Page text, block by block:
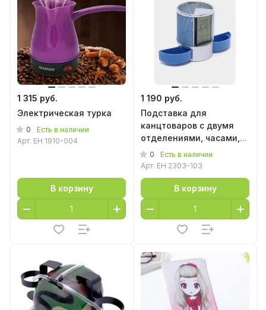
1 315 руб.
Электрическая турка
0
Есть в наличии
Арт. EH 1910-004
В корзину
1 190 руб.
Подставка для
канцтоваров с двумя
отделениями, часами,
календарем и
термометром
0
Есть в наличии
Арт. EH 2303-103
В корзину